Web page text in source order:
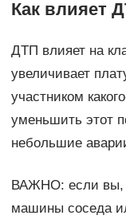
Как влияет
ДТП влияет на
увеличивает
участником
уменьшить этот
небольшие
ВАЖНО: если вы,
машины соседа